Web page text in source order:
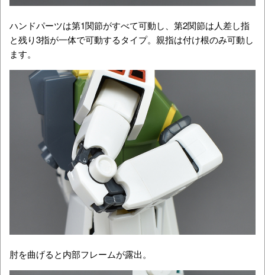
ハンドパーツは第1関節がすべて可動し、第2関節は人差し指
と残り3指が一体で可動するタイプ。親指は付け根のみ可動し
ます。
肘を曲げると内部フレームが露出。